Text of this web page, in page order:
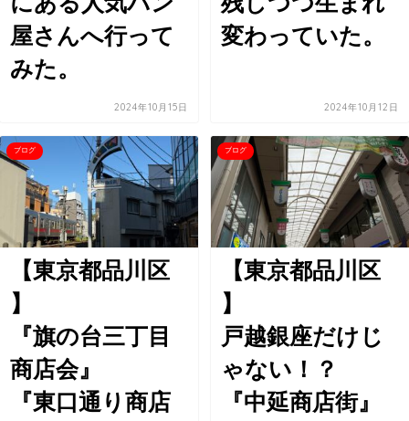
屋さんへ行って
みた。
2024年10月15日
変わっていた。
2024年10月12日
ブログ
【東京都品川区
】
『旗の台三丁目
商店会』
『東口通り商店
ブログ
【東京都品川区
】
戸越銀座だけじ
ゃない！？
『中延商店街』